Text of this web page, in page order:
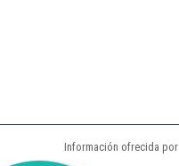
Información ofrecida por